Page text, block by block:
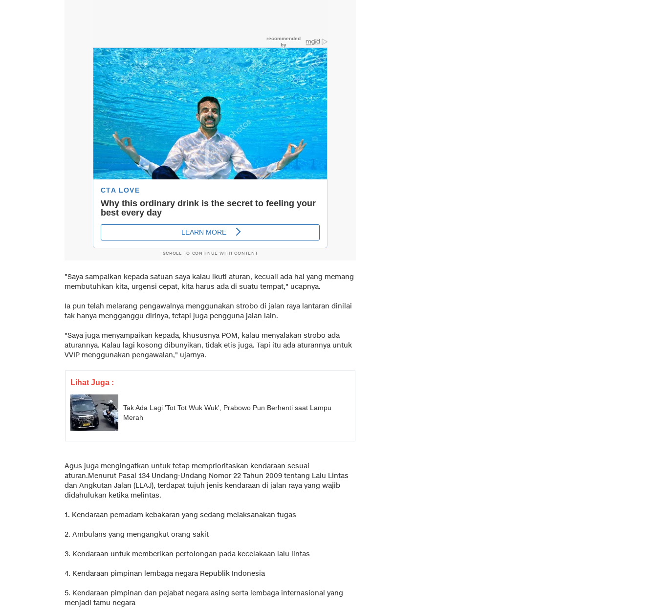
SCROLL TO CONTINUE WITH CONTENT
"Saya sampaikan kepada satuan saya kalau ikuti aturan, kecuali ada hal yang memang
membutuhkan kita, urgensi cepat, kita harus ada di suatu tempat," ucapnya.
Ia pun telah melarang pengawalnya menggunakan strobo di jalan raya lantaran dinilai
tak hanya mengganggu dirinya, tetapi juga pengguna jalan lain.
"Saya juga menyampaikan kepada, khususnya POM, kalau menyalakan strobo ada
aturannya. Kalau lagi kosong dibunyikan, tidak etis juga. Tapi itu ada aturannya untuk
VVIP menggunakan pengawalan," ujarnya.
Lihat Juga :
Tak Ada Lagi 'Tot Tot Wuk Wuk', Prabowo Pun Berhenti saat Lampu
Merah
Agus juga mengingatkan untuk tetap memprioritaskan kendaraan sesuai
aturan.Menurut Pasal 134 Undang-Undang Nomor 22 Tahun 2009 tentang Lalu Lintas
dan Angkutan Jalan (LLAJ), terdapat tujuh jenis kendaraan di jalan raya yang wajib
didahulukan ketika melintas.
1. Kendaraan pemadam kebakaran yang sedang melaksanakan tugas
2. Ambulans yang mengangkut orang sakit
3. Kendaraan untuk memberikan pertolongan pada kecelakaan lalu lintas
4. Kendaraan pimpinan lembaga negara Republik Indonesia
5. Kendaraan pimpinan dan pejabat negara asing serta lembaga internasional yang
menjadi tamu negara